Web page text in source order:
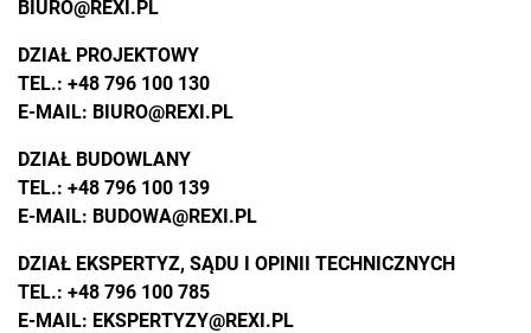
BIURO@REXI.PL
DZIAŁ PROJEKTOWY
TEL.: +48 796 100 130
E-MAIL: BIURO@REXI.PL
DZIAŁ BUDOWLANY
TEL.: +48 796 100 139
E-MAIL: BUDOWA@REXI.PL
DZIAŁ EKSPERTYZ, SĄDU I OPINII TECHNICZNYCH
TEL.: +48 796 100 785
E-MAIL: EKSPERTYZY@REXI.PL